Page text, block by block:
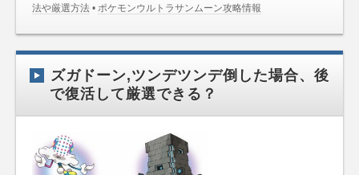
法や厳選方法 • ポケモンウルトラサンムーン攻略情報
ズガドーン,ツンデツンデ倒した場合、後
で復活して厳選できる？